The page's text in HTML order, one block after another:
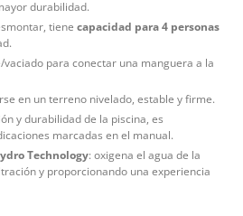
durabilidad.
tiene capacidad para 4 personas
para conectar una manguera a la
en un terreno nivelado, estable y firme.
y durabilidad de la piscina, es
marcadas en el manual.
Technology: oxigena el agua de la
y proporcionando una experiencia